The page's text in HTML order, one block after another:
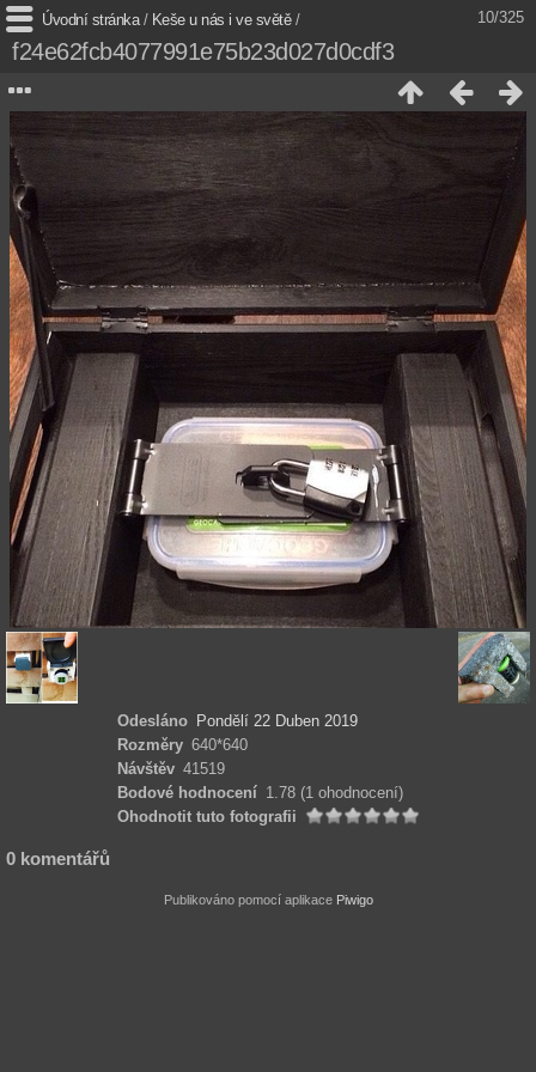
10/325
Úvodní stránka/ Keše u nás i ve světě/
f24e62fcb4077991e75b23d027d0cdf3
Odesláno Pondělí 22 Duben 2019
Rozměry 640*640
Návštěv 41519
Bodové hodnocení 1.78 (1 ohodnocení)
Ohodnotit tuto fotografii
0 komentářů
Publikováno pomocí aplikace Piwigo